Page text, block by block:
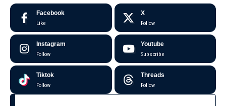
Facebook
Like
X
Follow
Instagram
Follow
Youtube
Subscribe
Tiktok
Follow
Threads
Follow